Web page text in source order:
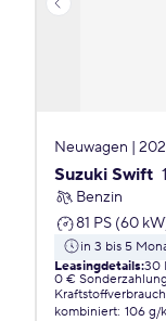
Neuwagen |
Suzuki Swift
Benzin
81 PS (60
in 3 bis 5
Leasingdetails:30
0 € Sonderzahlung
kombiniert: 106 g/